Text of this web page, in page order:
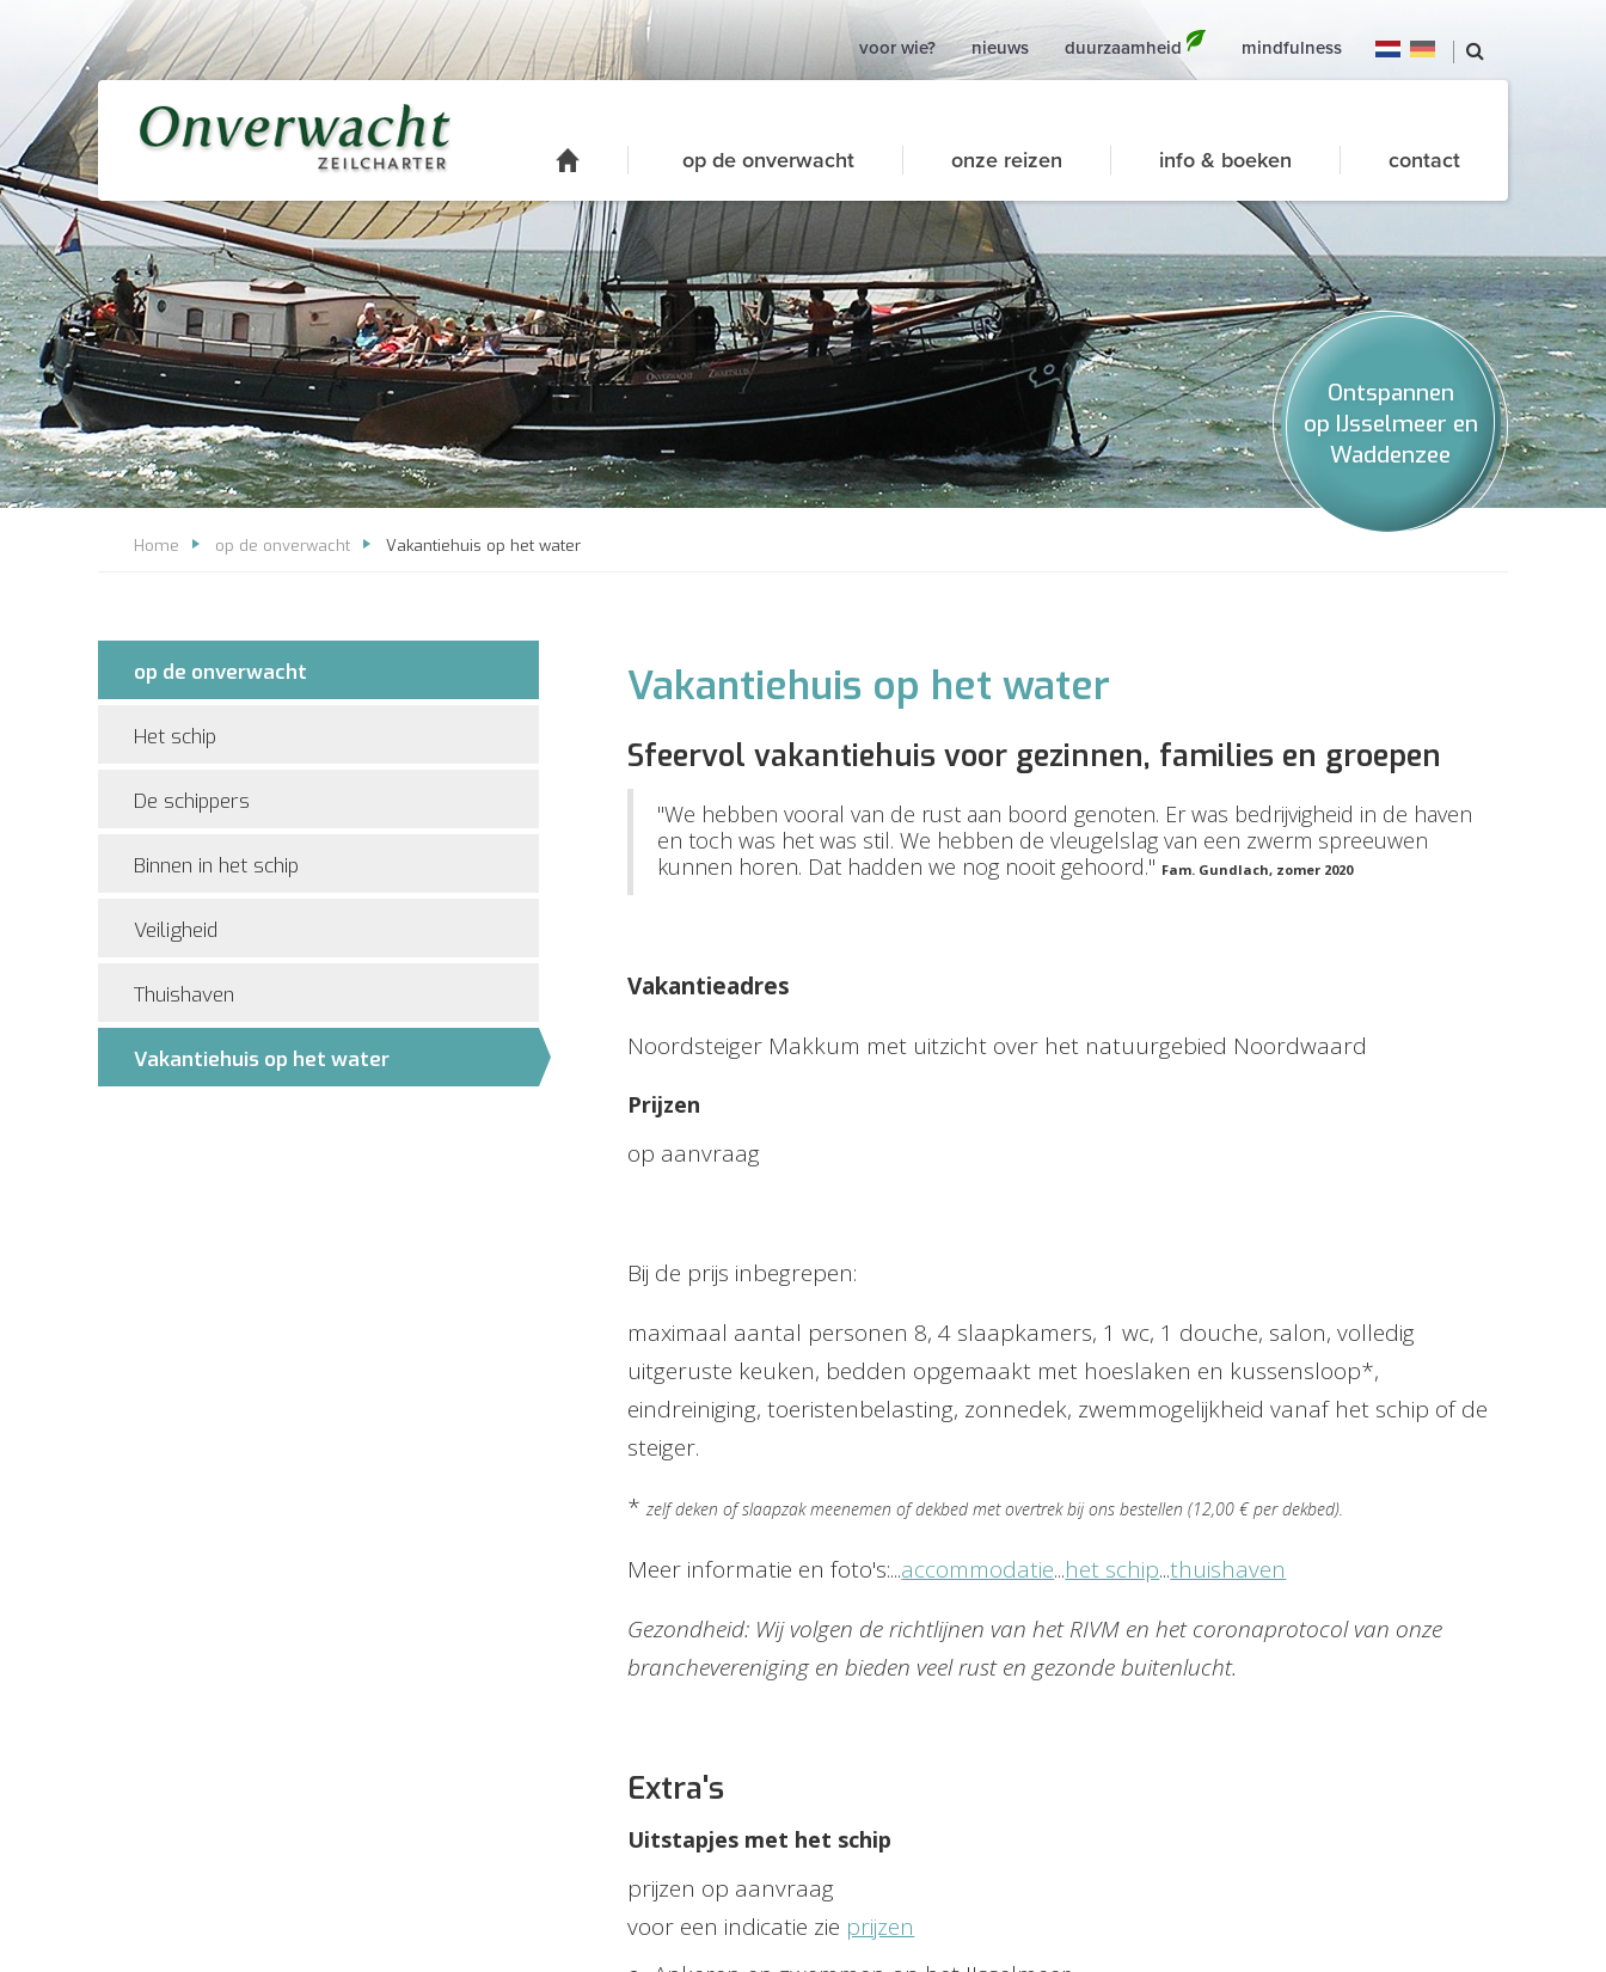
voor wie? nieuws duurzaamheid mindfulness
op de onverwacht onze reizen info & boeken contact
Ontspannen
op IJsselmeer en
Waddenzee
Home op de onverwacht Vakantiehuis op het water
op de onverwacht
Het schip
De schippers
Binnen in het schip
Veiligheid
Thuishaven
Vakantiehuis op het water
Vakantiehuis op het water
Sfeervol vakantiehuis voor gezinnen, families en groepen
"We hebben vooral van de rust aan boord genoten. Er was bedrijvigheid in de haven
en toch was het was stil. We hebben de vleugelslag van een zwerm spreeuwen
kunnen horen. Dat hadden we nog nooit gehoord." Fam. Gundlach, zomer 2020
Vakantieadres
Noordsteiger Makkum met uitzicht over het natuurgebied Noordwaard
Prijzen
op aanvraag
Bij de prijs inbegrepen:
maximaal aantal personen 8, 4 slaapkamers, 1 wc, 1 douche, salon, volledig
uitgeruste keuken, bedden opgemaakt met hoeslaken en kussensloop*,
eindreiniging, toeristenbelasting, zonnedek, zwemmogelijkheid vanaf het schip of de
steiger.
*zelf deken of slaapzak meenemen of dekbed met overtrek bij ons bestellen (12,00 € per dekbed).
Meer informatie en foto's:...accommodatie...het schip...thuishaven
Gezondheid: Wij volgen de richtlijnen van het RIVM en het coronaprotocol van onze
branchevereniging en bieden veel rust en gezonde buitenlucht.
Extra's
Uitstapjes met het schip
prijzen op aanvraag
voor een indicatie zie prijzen